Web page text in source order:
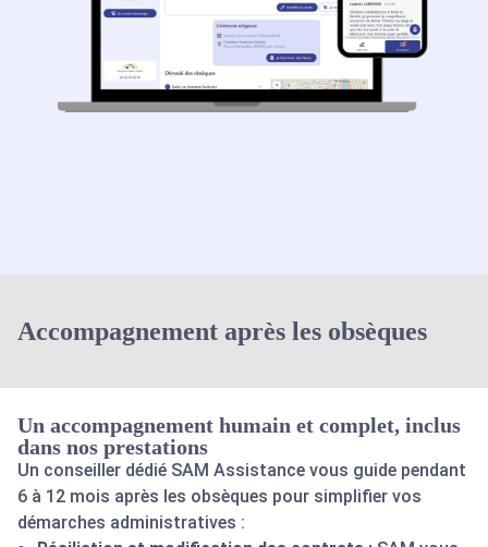
Accompagnement après les obsèques
Un accompagnement humain et complet, inclus
dans nos prestations
Un conseiller dédié SAM Assistance vous guide pendant
6 à 12 mois après les obsèques pour simplifier vos
démarches administratives :